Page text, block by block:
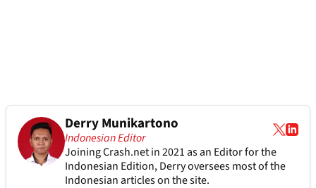
Derry Munikartono
Indonesian Editor
Joining Crash.net in 2021 as an Editor for the
Indonesian Edition, Derry oversees most of the
Indonesian articles on the site.